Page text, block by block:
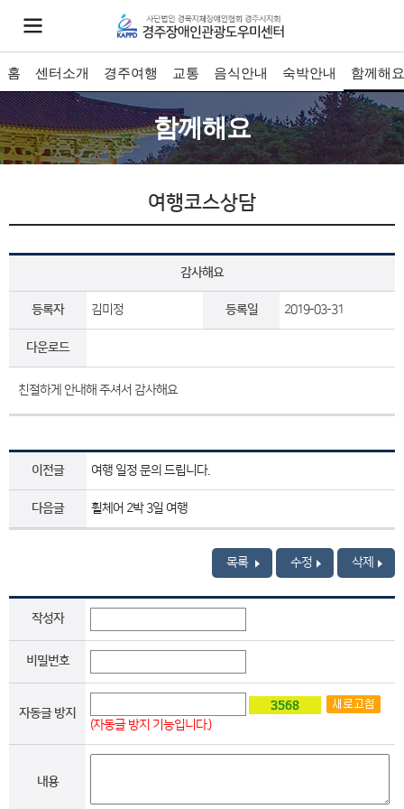
홈 센터소개 경주여행 교통 음식안내 숙박안내 함께해요
함께해요
여행코스상담
감사해요
등록자 김미정 등록일 2019-03-31
다운로드
친절하게 안내해 주셔서 감사해요
이전글 여행 일정 문의 드립니다.
다음글 휠체어 2박 3일 여행
목록 수정 삭제
작성자
비밀번호
자동글 방지
(자동글 방지 기능입니다.)
내용